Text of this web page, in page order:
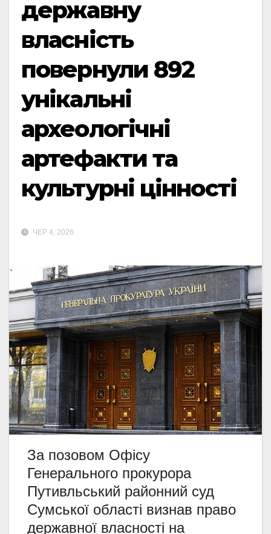
державну
власність
повернули 892
унікальні
археологічні
артефакти та
культурні цінності
ЧЕР 4, 2026
За позовом Офісу
Генерального прокурора
Путивльський районний суд
Сумської області визнав право
державної власності на